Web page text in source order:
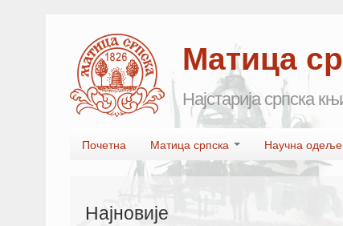
Матица
Најстарија српска
Main menu
Почетна Матица српска Научна
Најновије